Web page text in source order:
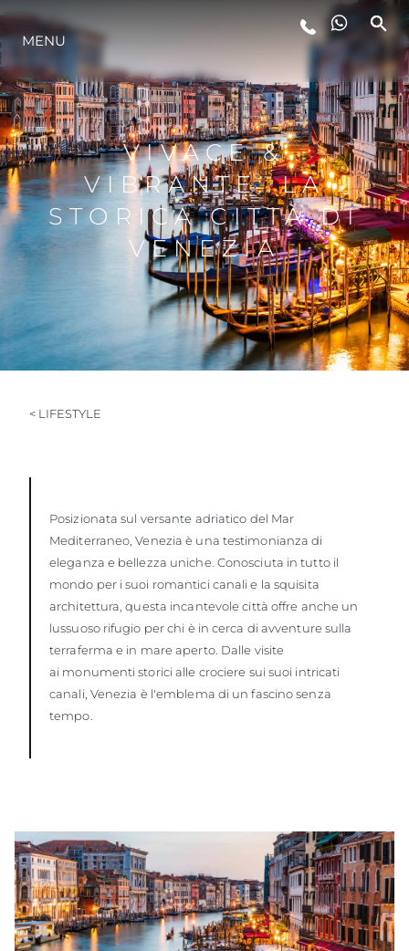
LIFESTYLE
INNOVAZIONE
L'AZIENDA
IL TEAM
HERITAGE
VALUTA LA TUA IMBARCAZIONE
MENU
VIVACE &
VIBRANTE: LA
STORICA CITTÀ DI
VENEZIA
< LIFESTYLE
Posizionata sul versante adriatico del Mar
Mediterraneo, Venezia è una testimonianza di
eleganza e bellezza uniche. Conosciuta in tutto il
mondo per i suoi romantici canali e la squisita
architettura, questa incantevole città offre anche un
lussuoso rifugio per chi è in cerca di avventure sulla
terraferma e in mare aperto. Dalle visite
ai monumenti storici alle crociere sui suoi intricati
canali, Venezia è l'emblema di un fascino senza
tempo.